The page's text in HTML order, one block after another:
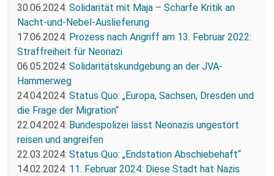
30.06.2024: Solidarität mit Maja – Scharfe Kritik an
Nacht-und-Nebel-Auslieferung
17.06.2024: Prozess nach Angriff am 13. Februar 2022:
Straffreiheit für Neonazi
06.05.2024: Solidaritätskundgebung an der JVA-
Hammerweg
24.04.2024: Status Quo: „Europa, Sachsen, Dresden und
die Frage der Migration“
22.04.2024: Bundespolizei lässt Neonazis ungestört
reisen und angreifen
22.03.2024: Status Quo: „Endstation Abschiebehaft“
14.02.2024: 11. Februar 2024: Diese Stadt hat Nazis